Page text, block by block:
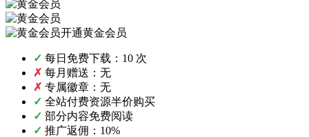
开通黄金会员
✓ 每日免费下载：10 次
✗ 每月赠送：无
✗ 专属徽章：无
✓ 全站付费资源半价购买
✓ 部分内容免费阅读
✓ 推广返佣：10%